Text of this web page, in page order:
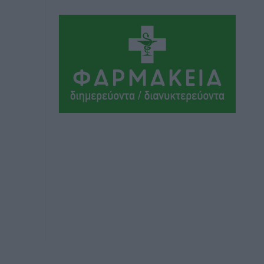
Ιάλυσος Β’: Νωρίς νωρίς μπήκαν στα
βάσανα της προετοιμασίας
πριν 9 ώρες
Εθνικός Αρχίπολης: Μεγάλο βήμα
προόδου η ίδρυση Ακαδημίας